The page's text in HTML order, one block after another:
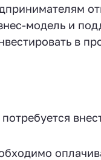
модель и
в